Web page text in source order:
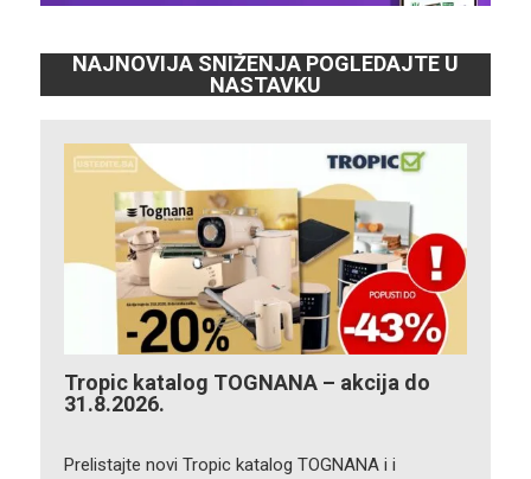
NAJNOVIJA SNIŽENJA POGLEDAJTE U
NASTAVKU
Tropic katalog TOGNANA – akcija do
31.8.2026.
Prelistajte novi Tropic katalog TOGNANA i i